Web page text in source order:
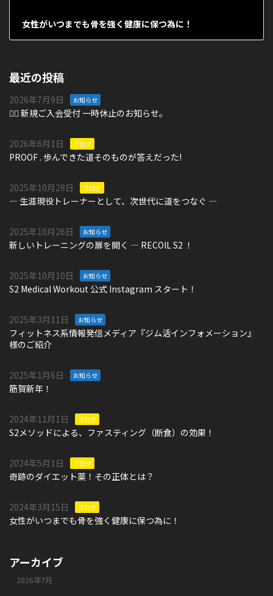
女性がいつまでも骨を強く健康に保つ為に！
最近の投稿
2026年7月9日 お知らせ
🏋️‍♀️ 新規ご入会受付 一時休止のお知らせ。
2026年6月1日 ブログ
PROOF . 歩んできた道そのものが答えだった!
2025年10月28日 ブログ
― 生涯現役トレーナーとして、次世代に道をつなぐ ―
2025年10月26日 お知らせ
新しいトレーニングの扉を開く ― RECOIL S2 ！
2025年10月10日 お知らせ
S2 Medical Workout 公式 Instagram スタート！
2025年3月11日 お知らせ
フィットネス系情報発信メディア『ジム活インフォメーション』
様のご紹介
2025年1月6日 お知らせ
筋賀新年！
2024年11月1日 ブログ
S2メソッドによる、ファスティング（断食）の効果！
2024年5月1日 ブログ
奇跡のダイエット薬！その正体とは？
2024年3月15日 ブログ
女性がいつまでも骨を強く健康に保つ為に！
アーカイブ
2026年7月